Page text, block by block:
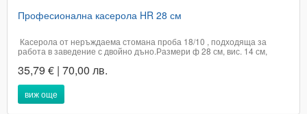
Професионална касерола HR 28 см
Касерола от неръждаема стомана проба 18/10 , подходяща за
работа в заведение с двойно дъно.Размери ф 28 см, вис. 14 см,
25.5 смПодходяща за всякакъв тип котлонПодходяща за
съдомиялна машинаПроизход...
35,79 € | 70,00 лв.
виж още